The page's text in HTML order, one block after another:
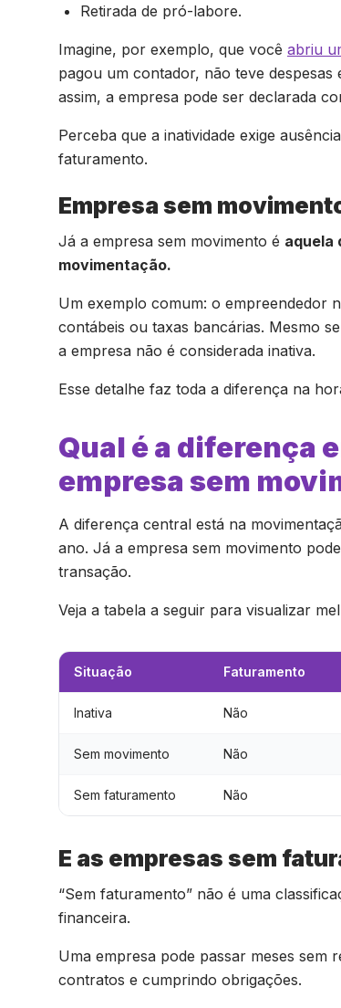
Retirada de pró-labore.
Imagine, por exemplo, que você abriu
pagou um contador, não teve
assim, a empresa pode ser declarada
Perceba que a inatividade exige
faturamento.
Empresa sem
Já a empresa sem movimento é aquela
movimentação.
Um exemplo comum: o empreendedor
contábeis ou taxas bancárias. Mesmo
a empresa não é considerada inativa.
Esse detalhe faz toda a diferença na
Qual é a diferença
empresa sem
A diferença central está na
ano. Já a empresa sem movimento
transação.
Veja a tabela a seguir para visualizar
Situação Faturamento
Inativa Não
Sem movimento Não
Sem faturamento Não
E as empresas sem
“Sem faturamento” não é uma
financeira.
Uma empresa pode passar meses sem
contratos e cumprindo obrigações.